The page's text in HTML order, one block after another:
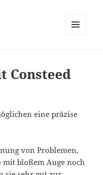
Consteed
eine präzise
von Problemen,
mit bloßem Auge noch